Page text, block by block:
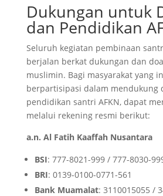
Dukungan untuk
dan Pendidikan
Seluruh kegiatan pembinaan
berjalan berkat dukungan dan
muslimin. Bagi masyarakat yang
berpartisipasi dalam mendukung
pendidikan santri AFKN, dapat
melalui rekening resmi berikut:
a.n. Al Fatih Kaaffah Nusantara
BSI: 777-8021-999 / 777-8030-
BRI: 0139-0100-0771-561
Bank Muamalat: 3110015055 /